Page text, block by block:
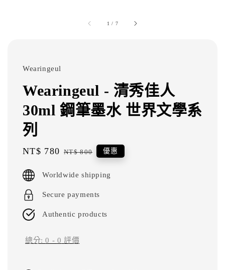
1 / 7
Wearingeul
Wearingeul - 清秀佳人
30ml 鋼筆墨水 世界文學系
列
Sale
NT$ 780 Regular
NT$ 800 優惠
Worldwide shipping
Secure payments
Authentic products
總分:0 - 0 評價